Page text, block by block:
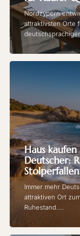
Nordzypern
attraktivsten Orte
Haus
Deutscher:
Immer mehr
attraktiven Ort
Ruhestand....